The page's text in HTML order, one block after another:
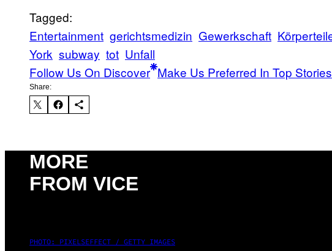
Tagged:
Entertainment gerichtsmedizin Gewerkschaft
York subway tot Unfall
Follow Us On Discover Make Us Preferred In Top Stories
Share:
MORE
FROM VICE
PHOTO: PIXELSEFFECT / GETTY IMAGES